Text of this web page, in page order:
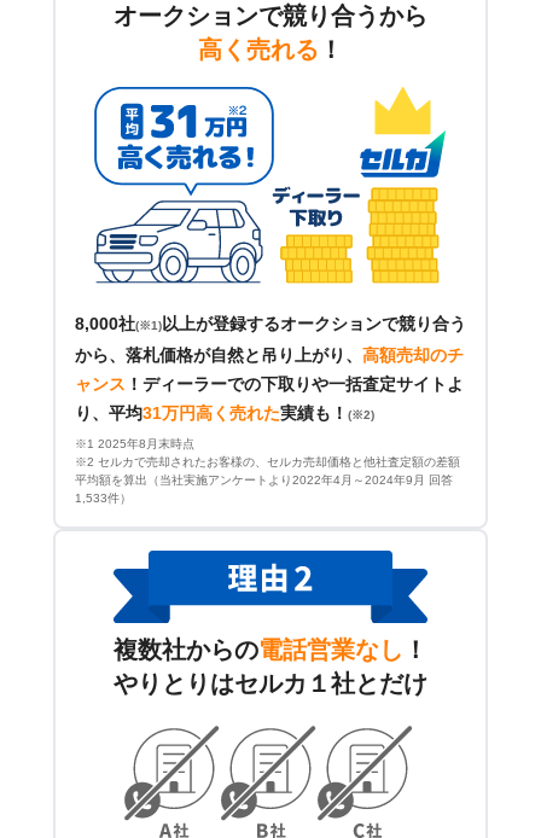
オークションで競り合うから
高く売れる ！
8,000社(※1) 以上が登録するオークションで競り合う
から、落札価格が自然と吊り上がり、 高額売却のチ
ャンス ！ ディーラーでの下取りや一括査定サイトよ
り、平均31万円高く売れた実績も！ (※2)
※1 2025年8月末時点
※2 セルカで売却されたお客様の、セルカ売却価格と他社査定額の差額
平均額を算出（当社実施アンケートより2022年4月～2024年9月 回答
1,533件）
複数社からの電話営業なし ！
やりとりはセルカ１社とだけ